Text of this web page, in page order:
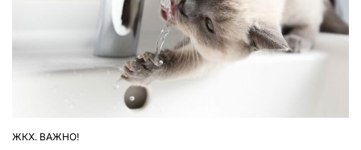
ОПУБЛІКУВАТИ
ЖКХ. ВАЖНО!